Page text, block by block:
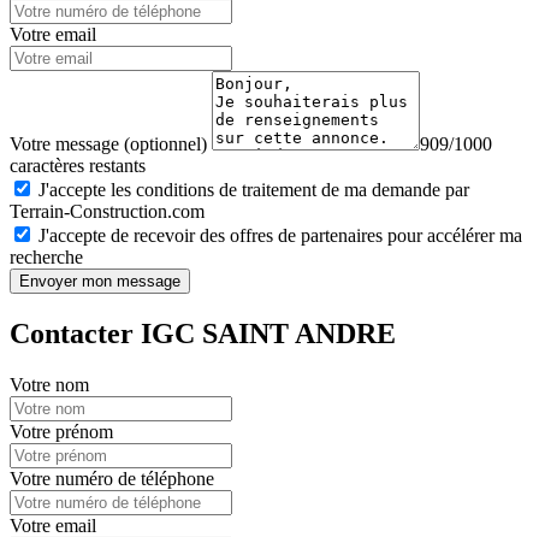
Votre email
Votre message (optionnel)
909/1000
caractères restants
J'accepte les conditions de traitement de ma demande par
Terrain-Construction.com
J'accepte de recevoir des offres de partenaires pour accélérer ma
recherche
Envoyer mon message
Contacter IGC SAINT ANDRE
Votre nom
Votre prénom
Votre numéro de téléphone
Votre email